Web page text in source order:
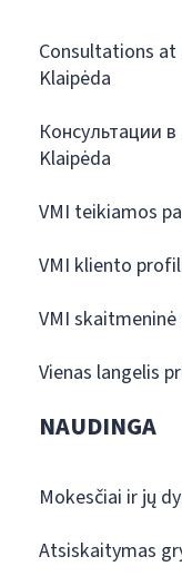
Consultations
Klaipėda
Консультации
Klaipėda
VMI teikiamos
VMI kliento
VMI
Vienas langelis
NAUDINGA
Mokesčiai ir jų
Atsiskaitymas